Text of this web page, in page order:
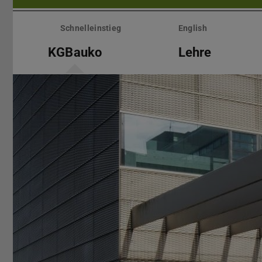
Menü
überspringenSchnelleinstieg English
KGBauko Lehre